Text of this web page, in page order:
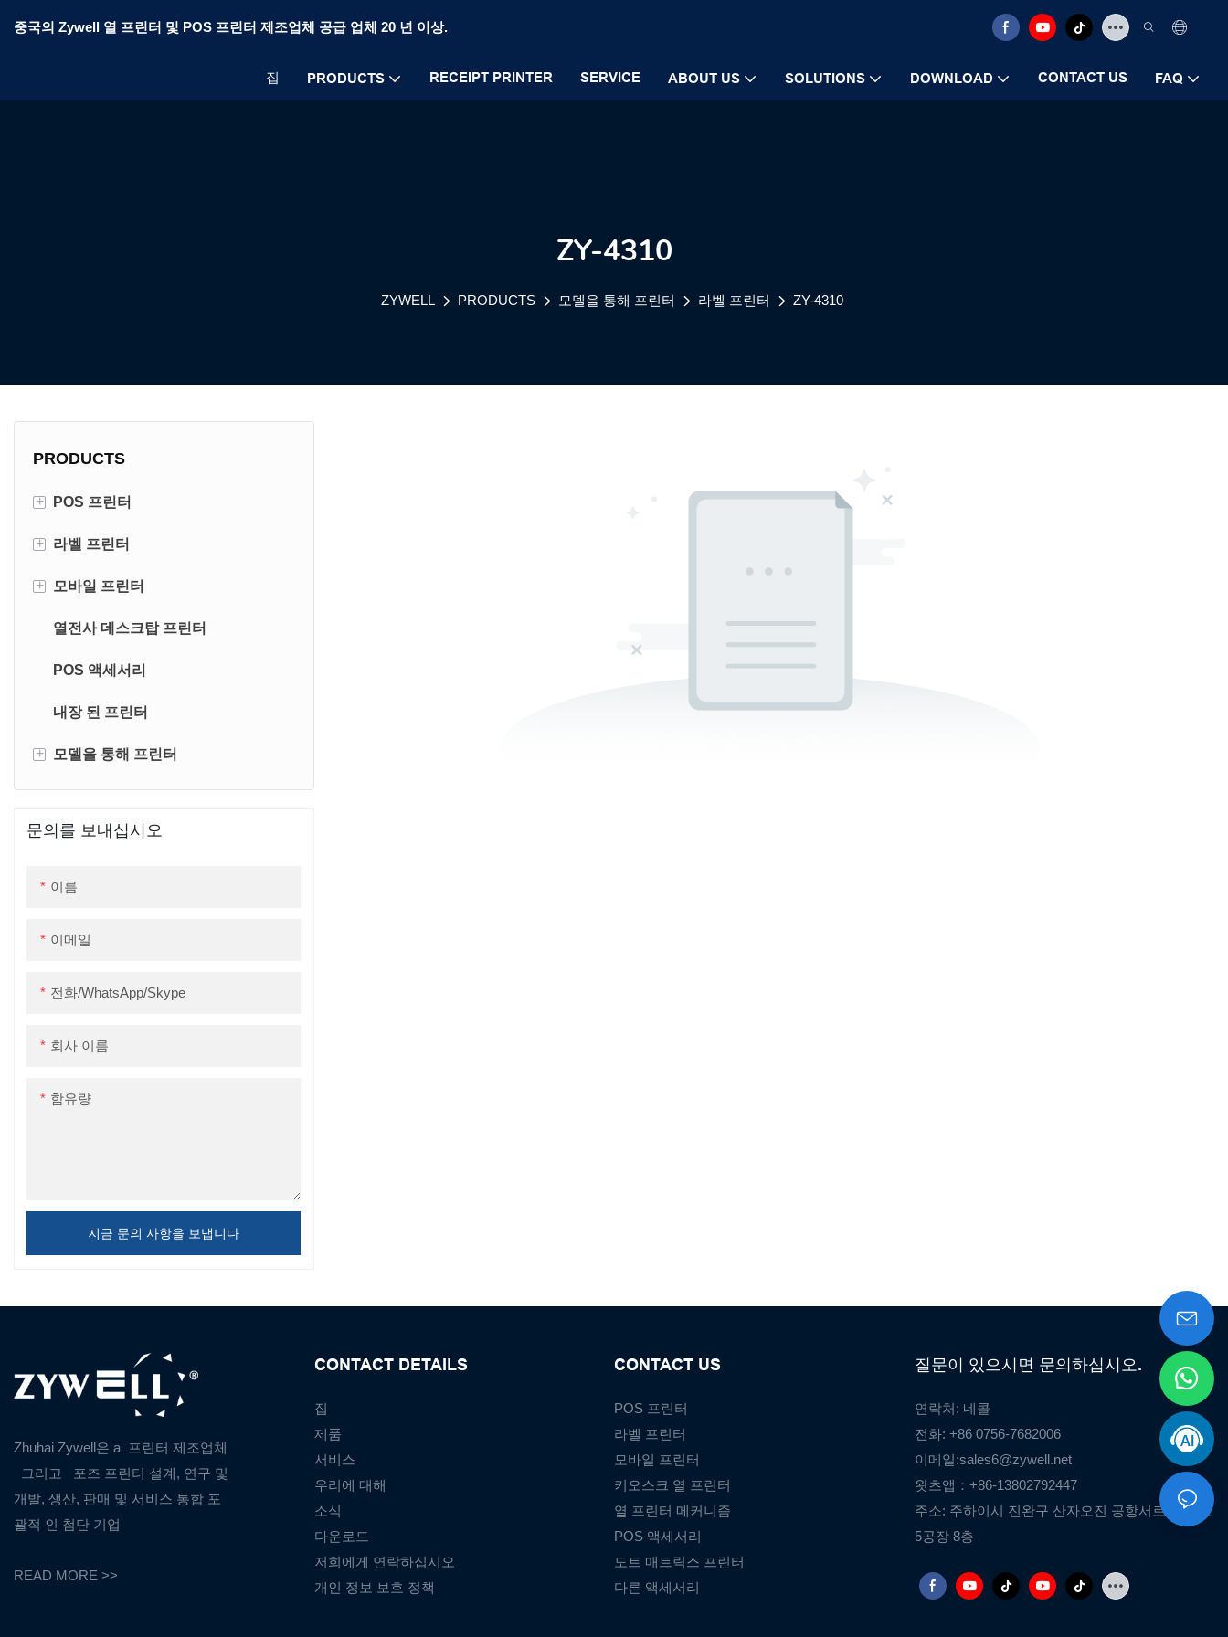
중국의 Zywell 열 프린터 및 POS 프린터 제조업체 공급 업체 20 년 이상.
집 PRODUCTS RECEIPT PRINTER SERVICE ABOUT US SOLUTIONS DOWNLOAD CONTACT US FAQ
ZY-4310
ZYWELL PRODUCTS 모델을 통해 프린터 라벨 프린터 ZY-4310
PRODUCTS
+ POS 프린터
80mm 영수증 프린터
58mm 영수증 프린터
+ 라벨 프린터
4 인치 라벨 프린터
3 인치 라벨 프린터
+ 모바일 프린터
휴대용 영수증 프린터
휴대용 라벨 프린터
열전사 데스크탑 프린터
POS 액세서리
내장 된 프린터
+ 모델을 통해 프린터
영수증 프린터
문의를 보내십시오
이름
이메일
전화/WhatsApp/Skype
회사 이름
함유량
지금 문의 사항을 보냅니다
Zhuhai Zywell은 a 프린터 제조업체
그리고
포즈 프린터 설계, 연구 및
개발, 생산, 판매 및 서비스 통합 포
괄적 인 첨단 기업
READ MORE >>
CONTACT DETAILS
집
제품
서비스
우리에 대해
소식
다운로드
저희에게 연락하십시오
개인 정보 보호 정책
CONTACT US
POS 프린터
라벨 프린터
모바일 프린터
키오스크 열 프린터
열 프린터 메커니즘
POS 액세서리
도트 매트릭스 프린터
다른 액세서리
질문이 있으시면 문의하십시오.
연락처: 네콜
전화: +86 0756-7682006
이메일:sales6@zywell.net
왓츠앱：+86-13802792447
주소: 주하이시 진완구 산자오진 공항서로 1476호
5공장 8층